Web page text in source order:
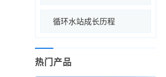
循环水站成长历程
热门产品